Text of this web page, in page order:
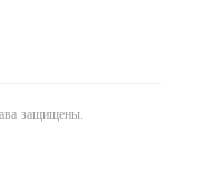
защищены.